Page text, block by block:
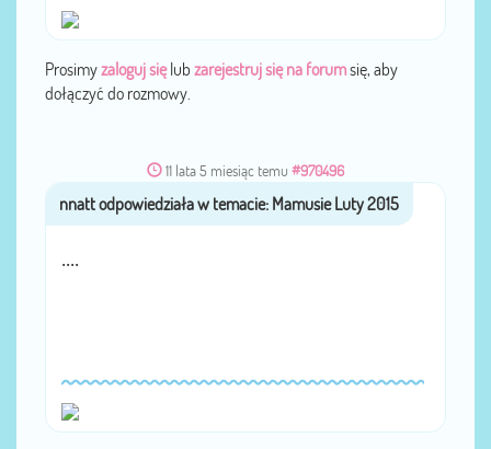
Prosimyzaloguj sięlub zarejestruj się na forumsię, aby
dołączyć do rozmowy.
11 lata 5 miesiąc temu #970496
przeznnatt
....